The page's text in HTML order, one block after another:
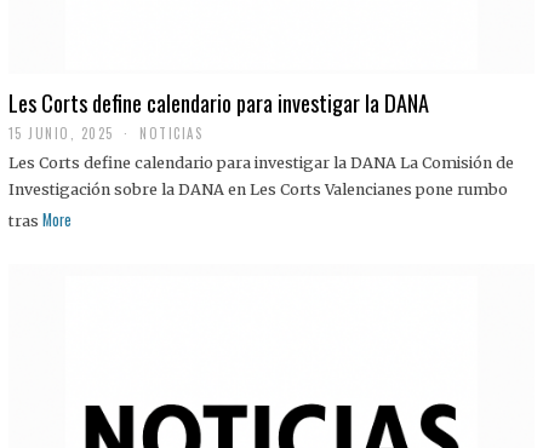
Les Corts define calendario para investigar la DANA
15 JUNIO, 2025 NOTICIAS
Les Corts define calendario para investigar la DANA La Comisión de
Investigación sobre la DANA en Les Corts Valencianes pone rumbo
tras More